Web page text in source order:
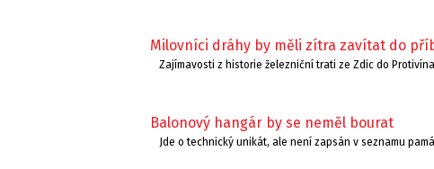
Milovníci dráhy by měli zítra zavítat do
Zajímavosti z historie železniční trati ze Zdic do
Balonový hangár by se neměl bourat
Jde o technický unikát, ale není zapsán v seznamu